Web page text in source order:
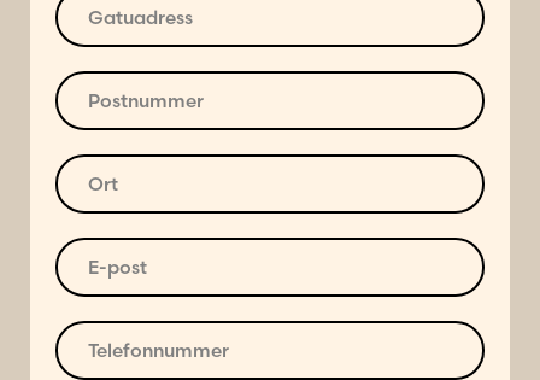
*
a
u
a
r
e
s
*
P
o
t
n
m
m
r
*
O
r
*
E
-
o
s
T
e